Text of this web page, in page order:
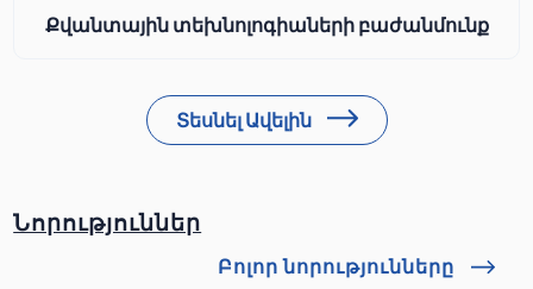
Քվանտային տեխնոլոգիաների բաժանմունք
Տեսնել Ավելին
Նորություններ
Բոլոր նորությունները